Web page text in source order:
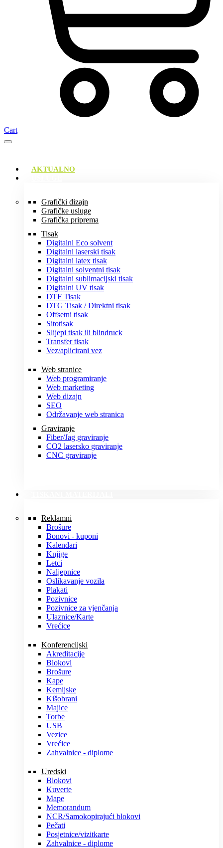
Cart
AKTUALNO
Grafički dizajn
Grafičke usluge
Grafička priprema
Tisak
Digitalni Eco solvent
Digitalni laserski tisak
Digitalni latex tisak
Digitalni solventni tisak
Digitalni sublimacijski tisak
Digitalni UV tisak
DTF Tisak
DTG Tisak / Direktni tisak
Offsetni tisak
Sitotisak
Slijepi tisak ili blindruck
Transfer tisak
Vez/aplicirani vez
Web stranice
Web programiranje
Web marketing
Web dizajn
SEO
Održavanje web stranica
Graviranje
Fiber/Jag graviranje
CO2 lasersko graviranje
CNC graviranje
Reklamni
Brošure
Bonovi - kuponi
Kalendari
Knjige
Letci
Naljepnice
Oslikavanje vozila
Plakati
Pozivnice
Pozivnice za vjenčanja
Ulaznice/Karte
Vrećice
Konferencijski
Akreditacije
Blokovi
Brošure
Kape
Kemijske
Kišobrani
Majice
Torbe
USB
Vezice
Vrećice
Zahvalnice - diplome
Uredski
Blokovi
Kuverte
Mape
Memorandum
NCR/Samokopirajući blokovi
Pečati
Posjetnice/vizitkarte
Zahvalnice - diplome